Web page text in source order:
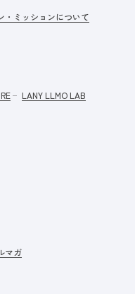
・ミッションについて
LANY LLMO LAB
マガ